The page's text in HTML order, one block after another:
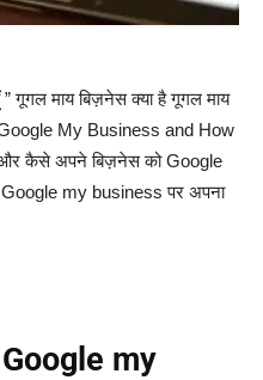
” गूगल माय बिज़नेस क्या है गूगल माय
My Business and How
कैसे अपने बिज़नेस को Google
my business पर अपना
my